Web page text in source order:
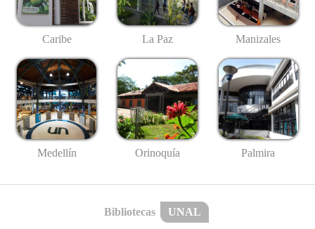
Caribe La Paz Manizales
Medellín Orinoquía Palmira
Bibliotecas UNAL